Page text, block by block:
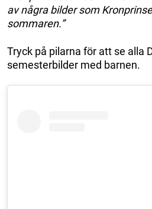
av några bilder som
sommaren.”
Tryck på pilarna för att se alla
semesterbilder med barnen.